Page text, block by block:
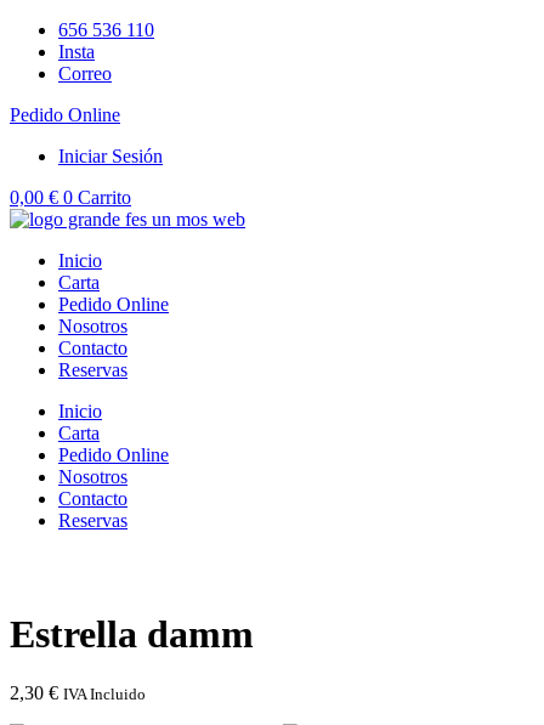
contenido
656 536 110
Insta
Correo
Pedido Online
Iniciar Sesión
0,00 € 0 Carrito
Inicio
Carta
Pedido Online
Nosotros
Contacto
Reservas
Inicio
Carta
Pedido Online
Nosotros
Contacto
Reservas
Estrella damm
2,30 € IVA Incluido